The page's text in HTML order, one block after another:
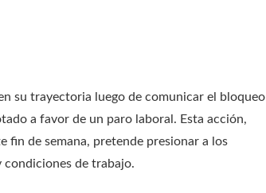
su trayectoria luego de comunicar el bloqueo
a favor de un paro laboral. Esta acción,
fin de semana, pretende presionar a los
condiciones de trabajo.